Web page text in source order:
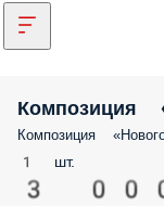
Композиция
Композиция
1 шт.
3